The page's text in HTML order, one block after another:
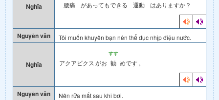
Nghĩa 腰痛 があってもできる 運動 はありますか？
Nguyên văn Tôi muốn khuyên bạn nên thể dục nhịp điệu nước.
Nghĩa アクアビクス がお
すす
勧 めです 。
Nguyên văn Nên rửa mắt sau khi bơi.